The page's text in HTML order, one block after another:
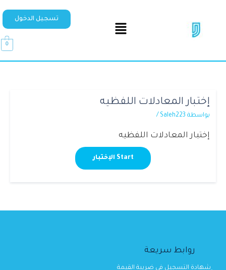
تسجيل الدخول
0
إختبار المعادلات اللفظيه
بواسطة Saleh223
/
إختبار المعادلات اللفظيه
روابط سريعة
ِشهادة التسجيل في ضريبة القيمة